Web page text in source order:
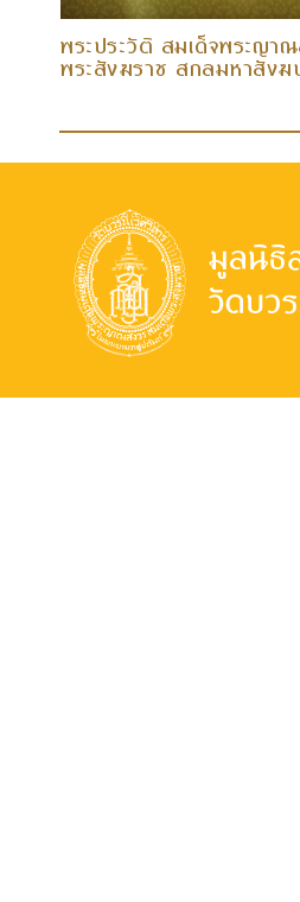
พระประวัติ สมเด็จพระญา
พระสังฆราช สกลมหาสังฆ